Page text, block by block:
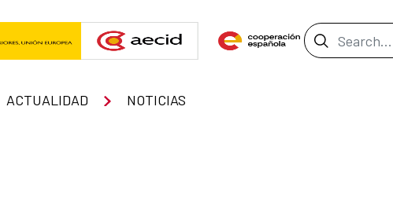
Search Bar
ACTUALIDAD NOTICIAS